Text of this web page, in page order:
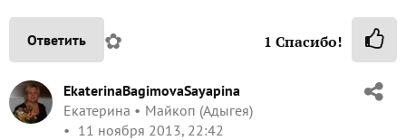
Ответить ✿ 1 Спасибо!
EkaterinaBagimovaSayapina
Екатерина
Майкоп (Адыгея)
11 ноября 2013, 22:42